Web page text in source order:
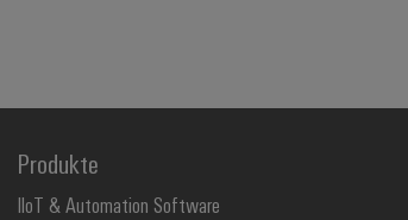
Produkte
IIoT & Automation Software